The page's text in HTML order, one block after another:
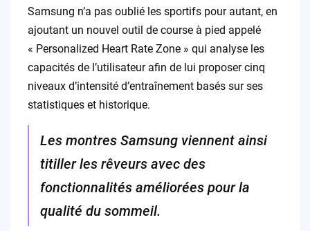
Samsung n’a pas oublié les sportifs pour autant, en
ajoutant un nouvel outil de course à pied appelé
« Personalized Heart Rate Zone » qui analyse les
capacités de l’utilisateur afin de lui proposer cinq
niveaux d’intensité d’entraînement basés sur ses
statistiques et historique.
Les montres Samsung viennent ainsi
titiller les rêveurs avec des
fonctionnalités améliorées pour la
qualité du sommeil.